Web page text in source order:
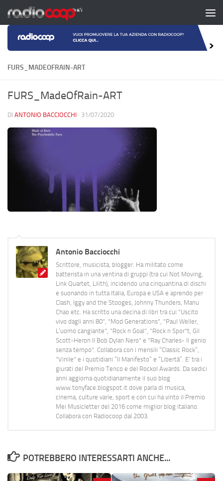
Salta al contenuto
FURS_MADEOFRAIN-ART
FURS_MadeOfRain-ART
DI ANTONIO BACCIOCCHI · 31/07/2020
Antonio Bacciocchi
Scrittore, musicista, blogger. Ha militato come
batterista in una ventina di gruppi (tra cui Not Moving,
Link Quartet, Lilith), incidendo una cinquantina di dischi
e suonando in tutta Italia, Europa e USA e aprendo per
Clash, Iggy and the Stooges, Johnny Thunders, Manu
Chao etc. Ha scritto una decina di libri tra cui "Uscito
vivo dagli anni 80", "Mod Generations", "Paul Weller,
L’uomo cangiante", "Rock n Goal", "Rock n Spor"t, Gil
Scott-Heron Il Bob Dylan Nero" e "Ray Charles- Il genio
senza tempo". Collabora con i mensili “Classic Rock”,
"Vinile" e i quotidiani “Il Manifesto” e “Libertà”. E' tra i
giurati del Premio Tenco e del Rockol Awards. Da sedici
anni aggiorna quotidianamente il suo blog
www.tonyface.blogspot.it dove parla di musica,
cinema, culture varie, sport e con cui ha vinto il Premio
Mei Musicletter del 2016 come miglior blog italiano.
Collabora con Radiocoop dal 2003.
POTREBBERO INTERESSARTI ANCHE...